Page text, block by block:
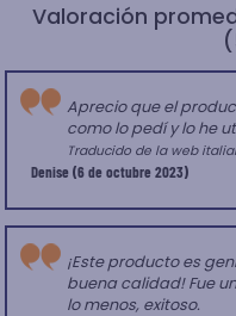
Valoración
Denise(6 de octubre 2023)
Aprecio que el
como lo pedí y lo he
Traducido de la web
¡Este producto es
buena calidad! Fue
lo menos, exitoso.